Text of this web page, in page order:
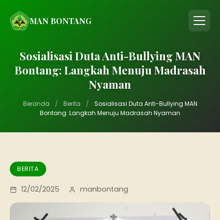
MAN BONTANG
Sosialisasi Duta Anti-Bullying MAN
Bontang: Langkah Menuju Madrasah
Nyaman
Beranda / Berita /
Sosialisasi Duta Anti-Bullying MAN
Bontang: Langkah Menuju Madrasah Nyaman
BERITA
12/02/2025 manbontang